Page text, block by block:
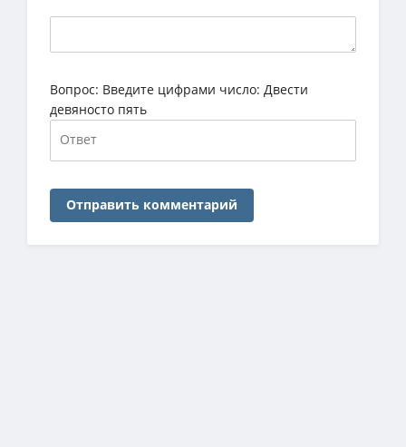
Вопрос: Введите цифрами число: Двести
девяносто пять
Отправить комментарий